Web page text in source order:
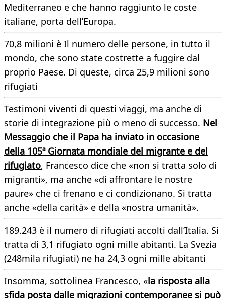
Mediterraneo e che hanno raggiunto le coste
italiane, porta dell’Europa.
70,8 milioni è Il numero delle persone, in tutto il
mondo, che sono state costrette a fuggire dal
proprio Paese. Di queste, circa 25,9 milioni sono
rifugiati
Testimoni viventi di questi viaggi, ma anche di
storie di integrazione più o meno di successo. Nel
Messaggio che il Papa ha inviato in occasione
della 105ª Giornata mondiale del migrante e del
rifugiato, Francesco dice che «non si tratta solo di
migranti», ma anche «di affrontare le nostre
paure» che ci frenano e ci condizionano. Si tratta
anche «della carità» e della «nostra umanità».
189.243 è il numero di rifugiati accolti dall’Italia. Si
tratta di 3,1 rifugiato ogni mille abitanti. La Svezia
(248mila rifugiati) ne ha 24,3 ogni mille abitanti
Insomma, sottolinea Francesco, «la risposta alla
sfida posta dalle migrazioni contemporanee si può